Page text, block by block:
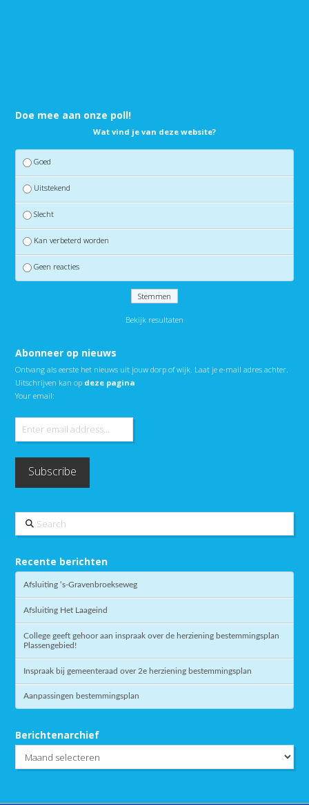
Doe mee aan onze poll!
Wat vind je van deze website?
Goed
Uitstekend
Slecht
Kan verbeterd worden
Geen reacties
Bekijk resultaten
Abonneer op nieuws
Ontvang als eerste het nieuws uit jouw dorp of wijk. Laat je e-mail adres achter.
Uitschrijven kan op deze pagina
Your email:
Search
Recente berichten
Afsluiting ‘s-Gravenbroekseweg
Afsluiting Het Laageind
College geeft gehoor aan inspraak over de herziening bestemmingsplan
Plassengebied!
Inspraak bij gemeenteraad over 2e herziening bestemmingsplan
Aanpassingen bestemmingsplan
Berichtenarchief